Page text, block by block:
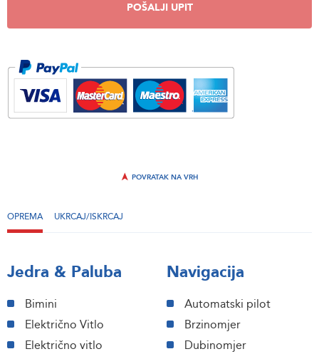
POŠALJI UPIT
POVRATAK NA VRH
OPREMA UKRCAJ/ISKRCAJ
Jedra & Paluba
Bimini
Električno Vitlo
Električno vitlo
Navigacija
Automatski pilot
Brzinomjer
Dubinomjer